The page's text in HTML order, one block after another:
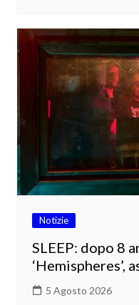
Notizie
SLEEP: dopo 8
‘Hemispheres’,
5 Agosto 2026